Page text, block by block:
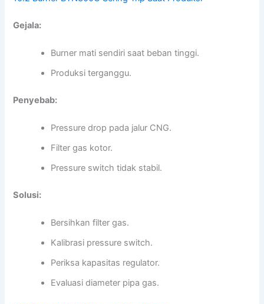
Gejala:
Burner mati sendiri saat beban tinggi.
Produksi terganggu.
Penyebab:
Pressure drop pada jalur CNG.
Filter gas kotor.
Pressure switch tidak stabil.
Solusi:
Bersihkan filter gas.
Kalibrasi pressure switch.
Periksa kapasitas regulator.
Evaluasi diameter pipa gas.